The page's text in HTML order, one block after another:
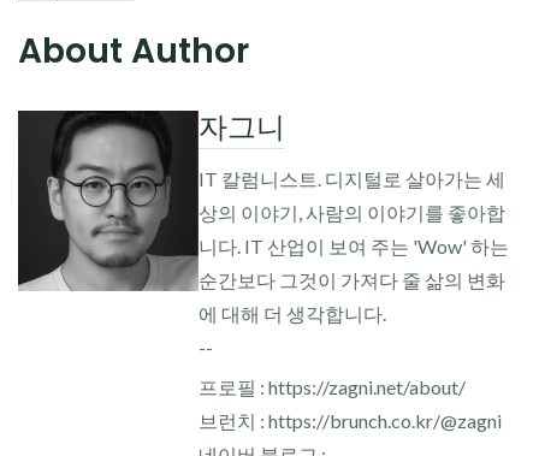
About Author
자그니
IT 칼럼니스트. 디지털로 살아가는 세
상의 이야기, 사람의 이야기를 좋아합
니다. IT 산업이 보여 주는 'Wow' 하는
순간보다 그것이 가져다 줄 삶의 변화
에 대해 더 생각합니다.
--
프로필 : https://zagni.net/about/
브런치 : https://brunch.co.kr/@zagni